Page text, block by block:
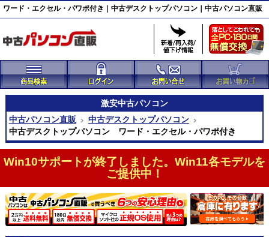
ワード・エクセル・パワポ付き｜中古デスクトップパソコン｜中古パソコン直販
激安中古パソコン
中古パソコン直販
中古デスクトップパソコン
中古デスクトップパソコン ワード・エクセル・パワポ付き
Win10サポートが終了しました。Win11各モデルを
ご提供中！